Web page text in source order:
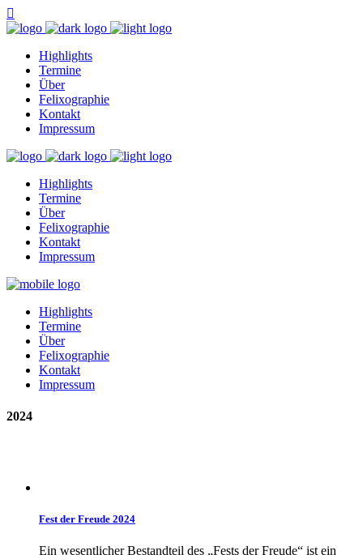
Highlights
Termine
Über
Felixographie
Kontakt
Impressum
Highlights
Termine
Über
Felixographie
Kontakt
Impressum
Highlights
Termine
Über
Felixographie
Kontakt
Impressum
2024
Fest der Freude 2024
Ein wesentlicher Bestandteil des „Fests der Freude“ ist ein